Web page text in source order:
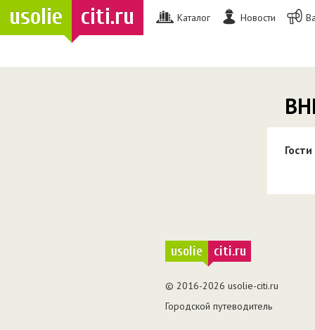
usolie citi.ru Каталог Новости
Гости
usolie citi.ru
© 2016-2026 usolie-citi.ru
Городской путеводитель